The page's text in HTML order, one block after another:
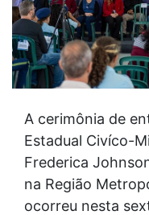
A cerimônia de
Estadual Civíco-
Frederica
na Região
ocorreu nesta